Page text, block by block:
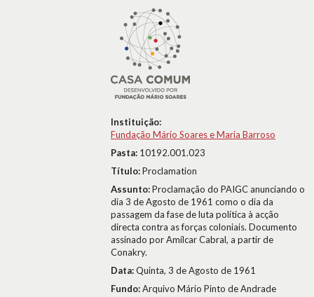
Instituição:
Fundação Mário Soares e Maria Barroso
Pasta: 10192.001.023
Título:Proclamation
Assunto:Proclamação do PAIGC anunciando o
dia 3 de Agosto de 1961 como o dia da
passagem da fase de luta política à acção
directa contra as forças coloniais. Documento
assinado por Amílcar Cabral, a partir de
Conakry.
Data:Quinta, 3 de Agosto de 1961
Fundo:Arquivo Mário Pinto de Andrade